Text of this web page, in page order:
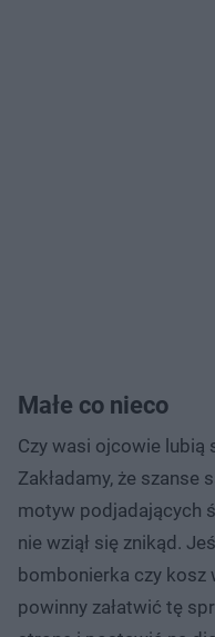
Małe co nieco
Czy wasi ojcowie lubią
Zakładamy, że
motyw podjadających
nie wziął się znikąd.
bombonierka czy kosz
powinny załatwić tę